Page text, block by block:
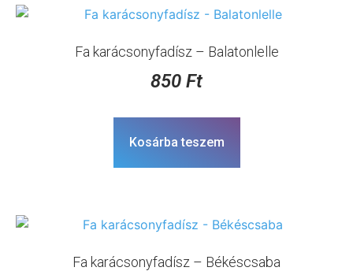
Fa karácsonyfadísz – Balatonlelle
850 Ft
Kosárba teszem
Fa karácsonyfadísz – Békéscsaba